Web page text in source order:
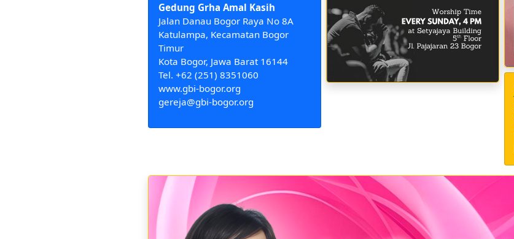
Gedung Grha Amal Kasih
Jalan Danau Bogor Raya No 8A
Katulampa, Kecamatan Bogor
Timur
Kota Bogor, Jawa Barat 16144
Tel. +62 (251) 8351060
www.gbi-bogor.org
gereja@gbi-bogor.org